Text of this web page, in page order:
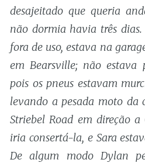
desajeitado que queria
não dormia havia três dias.
fora de uso, estava na
em Bearsville; não estava
pois os pneus estavam
levando a pesada moto da
Striebel Road em direção
iria consertá-la, e Sara
De algum modo Dylan